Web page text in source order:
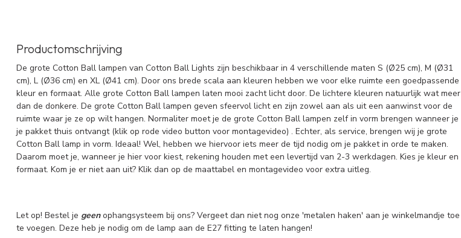
Productomschrijving
De grote Cotton Ball lampen van Cotton Ball Lights zijn beschikbaar in 4 verschillende maten S (Ø25 cm), M (Ø31
cm), L (Ø36 cm) en XL (Ø41 cm). Door ons brede scala aan kleuren hebben we voor elke ruimte een goedpassende
kleur en formaat. Alle grote Cotton Ball lampen laten mooi zacht licht door. De lichtere kleuren natuurlijk wat meer
dan de donkere. De grote Cotton Ball lampen geven sfeervol licht en zijn zowel aan als uit een aanwinst voor de
ruimte waar je ze op wilt hangen. Normaliter moet je de grote Cotton Ball lampen zelf in vorm brengen wanneer je
je pakket thuis ontvangt (klik op rode video button voor montagevideo) . Echter, als service, brengen wij je grote
Cotton Ball lamp in vorm. Ideaal! Wel, hebben we hiervoor iets meer de tijd nodig om je pakket in orde te maken.
Daarom moet je, wanneer je hier voor kiest, rekening houden met een levertijd van 2-3 werkdagen. Kies je kleur en
formaat. Kom je er niet aan uit? Klik dan op de maattabel en montagevideo voor extra uitleg.
Let op! Bestel je geenophangsysteem bij ons? Vergeet dan niet nog onze 'metalen haken' aan je winkelmandje toe
te voegen. Deze heb je nodig om de lamp aan de E27 fitting te laten hangen!